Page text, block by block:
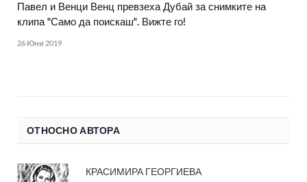
Павел и Венци Венц превзеха Дубай за снимките на
клипа "Само да поискаш". Вижте го!
26 Юни 2019
ОТНОСНО АВТОРА
КРАСИМИРА ГЕОРГИЕВА